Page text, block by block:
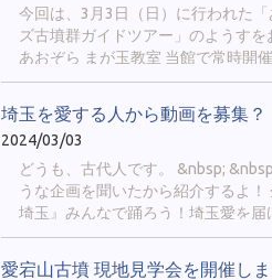
催を見逃したくない方にお勧めです
から友だち追加ができるようにな
muse.spec.ed.jp/official_line &nbsp;
今回は、3月3日（日）に行われた
ズ古墳群ガイドツアー」のようす
あおぞら まが玉教室 当館で常時開
は休館に伴い休止中のため、まが
しました。会場は さきたま古墳公
レストハウス」でした。 &nbsp;
2024/03/03
どうも、古代人です。 &nbsp;
うな企画を聞いたから紹介するよ！ 企画名は「『ニュー咲きほこれ
埼玉』みんなで踊ろう！埼玉愛を
から短い動画を募集しているみたい
愛宕山古墳 現地見学会を開催し